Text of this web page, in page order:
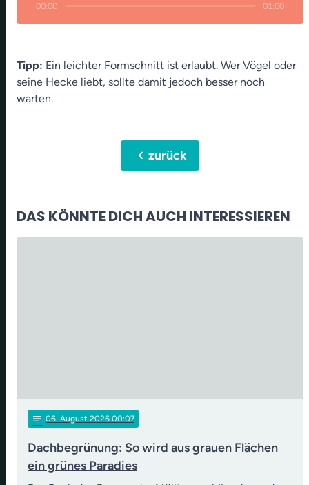
00:00 01:00
Tipp: Ein leichter Formschnitt ist erlaubt. Wer Vögel oder
seine Hecke liebt, sollte damit jedoch besser noch
warten.
chevron_leftzurück
DAS KÖNNTE DICH AUCH INTERESSIEREN
notes 06 . August 2026 00:07
Dachbegrünung: So wird aus grauen Flächen
ein grünes Paradies